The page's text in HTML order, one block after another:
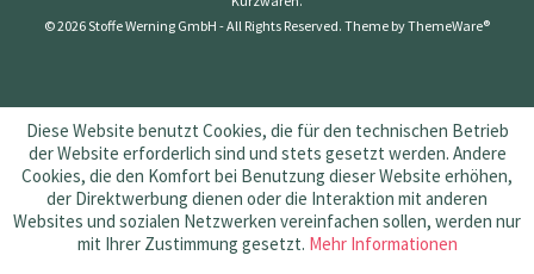
© 2026 Stoffe Werning GmbH - All Rights Reserved. Theme byThemeWare®
Diese Website benutzt Cookies, die für den technischen Betrieb
der Website erforderlich sind und stets gesetzt werden. Andere
Cookies, die den Komfort bei Benutzung dieser Website erhöhen,
der Direktwerbung dienen oder die Interaktion mit anderen
Websites und sozialen Netzwerken vereinfachen sollen, werden nur
mit Ihrer Zustimmung gesetzt. Mehr Informationen